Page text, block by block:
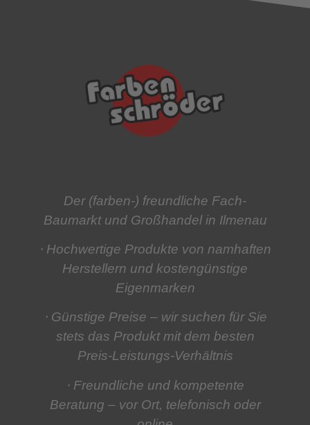
Der (farben-) freundliche Fach-
Baumarkt und Großhandel in Ilmenau
⋅ Hochwertige Produkte von namhaften
Herstellern und kostengünstige
Eigenmarken
⋅ Günstige Preise – wir suchen für Sie
stets das Produkt mit dem besten
Preis-Leistungs-Verhältnis
⋅ Freundliche und kompetente
Beratung – vor Ort, telefonisch oder